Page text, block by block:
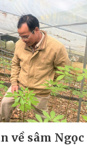
về sâm Ngọc